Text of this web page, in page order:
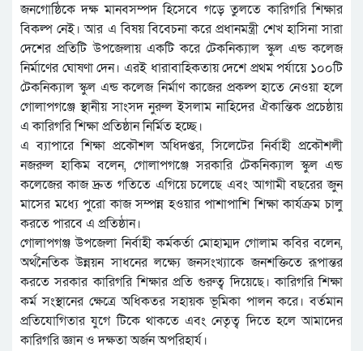
জনগোষ্ঠিকে দক্ষ মানবসম্পদ হিসেবে গড়ে তুলতে কারিগরি শিক্ষার
বিকল্প নেই। আর এ বিষয় বিবেচনা করে প্রধানমন্ত্রী শেখ হাসিনা সারা
দেশের প্রতিটি উপজেলায় একটি করে টেকনিক্যাল স্কুল এন্ড কলেজ
নির্মাণের ঘোষণা দেন। এরই ধারাবাহিকতায় দেশে প্রথম পর্যায়ে ১০০টি
টেকনিক্যাল স্কুল এন্ড কলেজ নির্মাণ কাজের প্রকল্প হাতে নেওয়া হলে
গোলাপগঞ্জে স্থানীয় সাংসদ নুরুল ইসলাম নাহিদের ঐকান্তিক প্রচেষ্ঠায়
এ কারিগরি শিক্ষা প্রতিষ্ঠান নির্মিত হচ্ছে।
এ ব্যাপারে শিক্ষা প্রকৌশল অধিদপ্তর, সিলেটের নির্বাহী প্রকৌশলী
নজরুল হাকিম বলেন, গোলাপগঞ্জে সরকারি টেকনিক্যাল স্কুল এন্ড
কলেজের কাজ দ্রুত গতিতে এগিয়ে চলেছে এবং আগামী বছরের জুন
মাসের মধ্যে পুরো কাজ সম্পন্ন হওয়ার পাশাপাশি শিক্ষা কার্যক্রম চালু
করতে পারবে এ প্রতিষ্ঠান।
গোলাপগঞ্জ উপজেলা নির্বাহী কর্মকর্তা মোহাম্মদ গোলাম কবির বলেন,
অর্থনৈতিক উন্নয়ন সাধনের লক্ষ্যে জনসংখ্যাকে জনশক্তিতে রূপান্তর
করতে সরকার কারিগরি শিক্ষার প্রতি গুরুত্ব দিয়েছে। কারিগরি শিক্ষা
কর্ম সংস্থানের ক্ষেত্রে অধিকতর সহায়ক ভূমিকা পালন করে। বর্তমান
প্রতিযোগিতার যুগে টিকে থাকতে এবং নেতৃত্ব দিতে হলে আমাদের
কারিগরি জ্ঞান ও দক্ষতা অর্জন অপরিহার্য।